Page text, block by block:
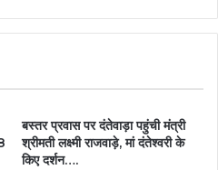
बस्तर प्रवास पर दंतेवाड़ा पहुंची मंत्री
श्रीमती लक्ष्मी राजवाड़े, मां दंतेश्वरी के
किए दर्शन….